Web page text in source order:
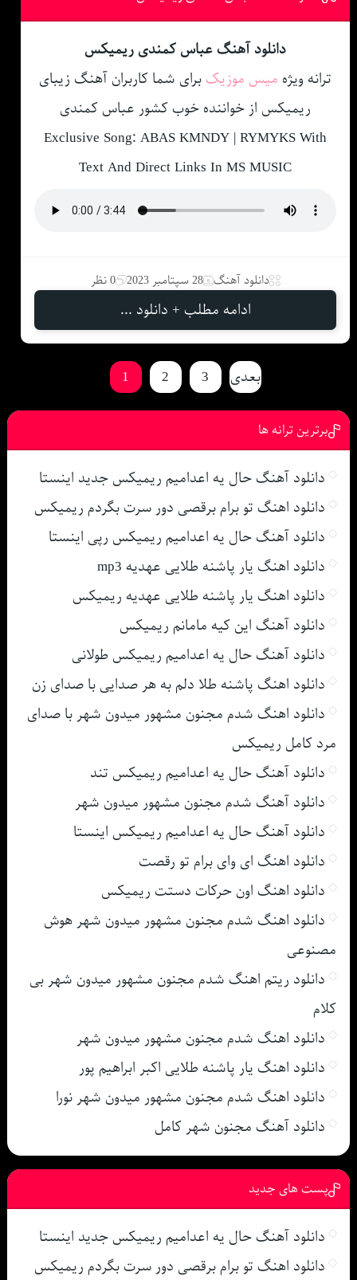
دانلود آهنگ عباس کمندی ریمیکس
ترانه ویژه میس موزیک برای شما کاربران آهنگ زیبای
ریمیکس از خواننده خوب کشور عباس کمندی
Exclusive Song: ABAS KMNDY | RYMYKS With
Text And Direct Links In MS MUSIC
دانلود آهنگ 28 سپتامبر 2023 0 نظر
ادامه مطلب + دانلود ...
1 2 3 بعدی
برترین ترانه ها
دانلود آهنگ حال یه اعدامیم ریمیکس جدید اینستا
دانلود اهنگ تو برام برقصی دور سرت بگردم ریمیکس
دانلود آهنگ حال یه اعدامیم ریمیکس رپی اینستا
دانلود اهنگ یار پاشنه طلایی عهدیه mp3
دانلود اهنگ یار پاشنه طلایی عهدیه ریمیکس
دانلود آهنگ این کیه مامانم ریمیکس
دانلود آهنگ حال یه اعدامیم ریمیکس طولانی
دانلود اهنگ پاشنه طلا دلم به هر صدایی با صدای زن
دانلود اهنگ شدم مجنون مشهور میدون شهر با صدای
مرد کامل ریمیکس
دانلود آهنگ حال یه اعدامیم ریمیکس تند
دانلود آهنگ شدم مجنون مشهور میدون شهر
دانلود آهنگ حال یه اعدامیم ریمیکس اینستا
دانلود اهنگ ای وای برام تو رقصت
دانلود اهنگ اون حرکات دستت ریمیکس
دانلود اهنگ شدم مجنون مشهور میدون شهر هوش
مصنوعی
دانلود ریتم اهنگ شدم مجنون مشهور میدون شهر بی
کلام
دانلود اهنگ شدم مجنون مشهور میدون شهر
دانلود اهنگ یار پاشنه طلایی اکبر ابراهیم پور
دانلود اهنگ شدم مجنون مشهور میدون شهر نورا
دانلود آهنگ مجنون شهر کامل
پست های جدید
دانلود آهنگ حال یه اعدامیم ریمیکس جدید اینستا
دانلود اهنگ تو برام برقصی دور سرت بگردم ریمیکس